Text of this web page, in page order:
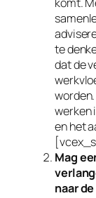
te
dat de
werken
en het
Mag
naar